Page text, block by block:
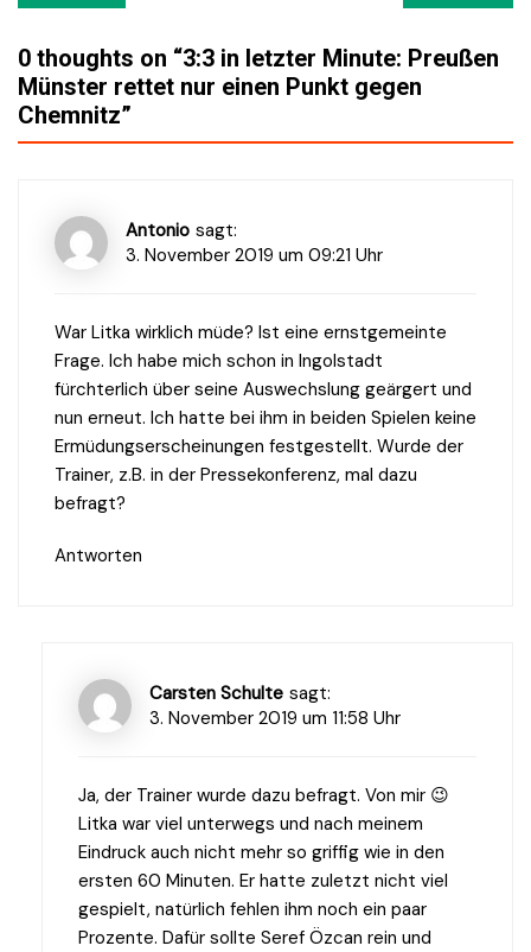
Navigation
0 thoughts on “3:3 in letzter Minute: Preußen
Münster rettet nur einen Punkt gegen
Chemnitz”
Antonio sagt:
3. November 2019 um 09:21 Uhr
War Litka wirklich müde? Ist eine ernstgemeinte
Frage. Ich habe mich schon in Ingolstadt
fürchterlich über seine Auswechslung geärgert und
nun erneut. Ich hatte bei ihm in beiden Spielen keine
Ermüdungserscheinungen festgestellt. Wurde der
Trainer, z.B. in der Pressekonferenz, mal dazu
befragt?
Antworten
Carsten Schulte sagt:
3. November 2019 um 11:58 Uhr
Ja, der Trainer wurde dazu befragt. Von mir 😉
Litka war viel unterwegs und nach meinem
Eindruck auch nicht mehr so griffig wie in den
ersten 60 Minuten. Er hatte zuletzt nicht viel
gespielt, natürlich fehlen ihm noch ein paar
Prozente. Dafür sollte Seref Özcan rein und